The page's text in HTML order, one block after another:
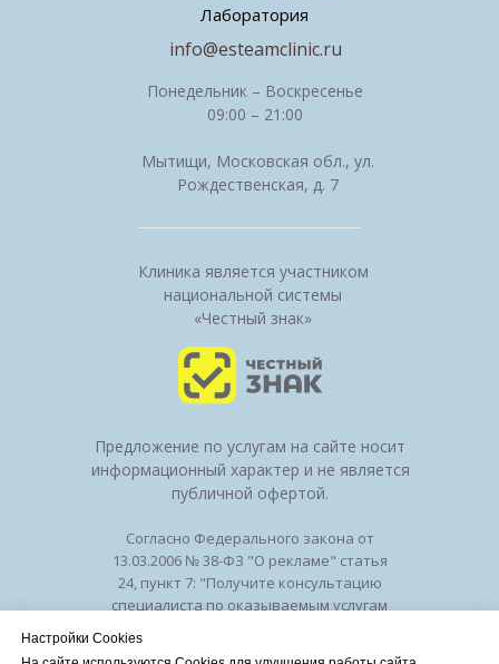
Клиника является участником
национальной системы
«Честный знак»
Понедельник – Воскресенье
09:00 – 21:00
Мытищи, Московская обл., ул.
Рождественская, д. 7
Лаборатория
info@esteamclinic.ru
Предложение по услугам на сайте носит
информационный характер и не является
публичной офертой.
Согласно Федерального закона от
13.03.2006 № 38-ФЗ "О рекламе" статья
24, пункт 7: "Получите консультацию
специалиста по оказываемым услугам
Настройки Cookies